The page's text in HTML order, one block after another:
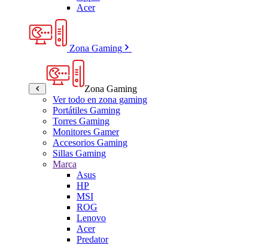
Acer
Zona Gaming
Zona Gaming
Ver todo en zona gaming
Portátiles Gaming
Torres Gaming
Monitores Gamer
Accesorios Gaming
Sillas Gaming
Marca
Asus
HP
MSI
ROG
Lenovo
Acer
Predator